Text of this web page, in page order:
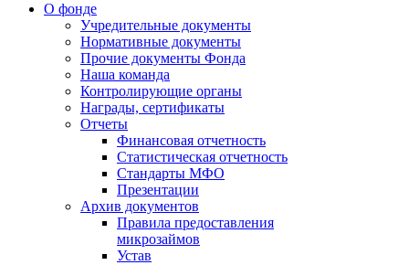
О фонде
Учредительные документы
Нормативные документы
Прочие документы Фонда
Наша команда
Контролирующие органы
Награды, сертификаты
Отчеты
Финансовая отчетность
Статистическая отчетность
Стандарты МФО
Презентации
Архив документов
Правила предоставления
микрозаймов
Устав